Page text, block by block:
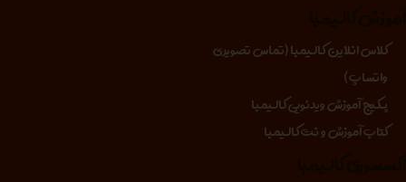
کلاس انلاین کالیمبا (تماس تصویری
واتساپ)
پکیج آموزش ویدئویی کالیمبا
کتاب آموزش و نت کالیمبا